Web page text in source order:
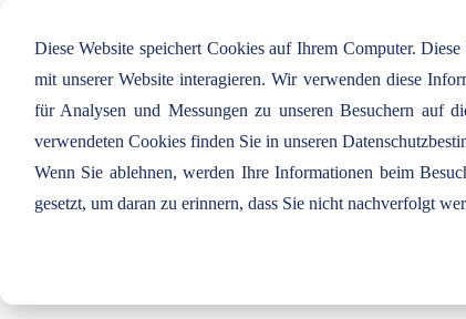
Diese Website speichert Cookies auf Ihrem Computer.
mit unserer Website interagieren. Wir verwenden diese
für Analysen und Messungen zu unseren Besuchern auf
verwendeten Cookies finden Sie in unseren
Wenn Sie ablehnen, werden Ihre Informationen beim
gesetzt, um daran zu erinnern, dass Sie nicht nachverfolgt
069 | New Stone